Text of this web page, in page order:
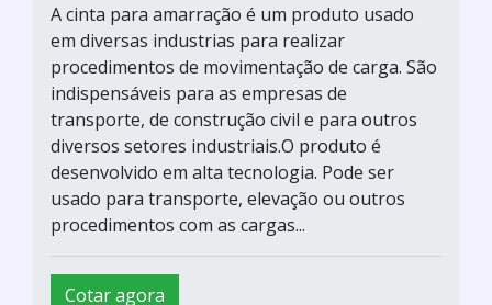
A cinta para amarração é um produto usado
em diversas industrias para realizar
procedimentos de movimentação de carga. São
indispensáveis para as empresas de
transporte, de construção civil e para outros
diversos setores industriais.O produto é
desenvolvido em alta tecnologia. Pode ser
usado para transporte, elevação ou outros
procedimentos com as cargas...
Cotar agora